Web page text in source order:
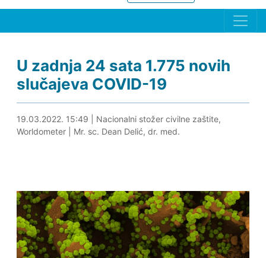
U zadnja 24 sata 1.775 novih
slučajeva COVID-19
19.03.2022. 16:11
19.03.2022. 15:49
Nacionalni stožer civilne zaštite,
Worldometer| Mr. sc. Dean Delić, dr. med.